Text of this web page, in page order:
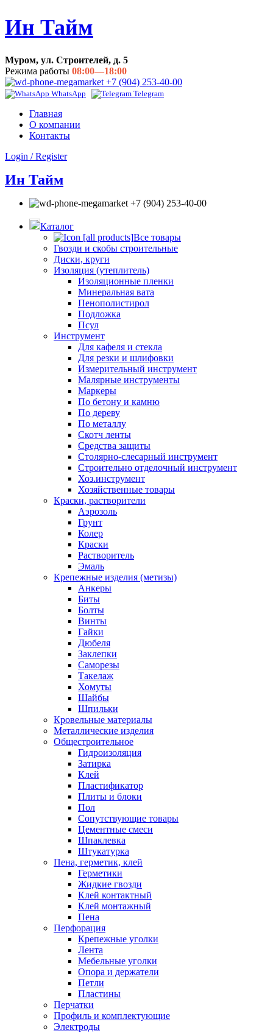
Ин Тайм
Муром, ул. Строителей, д. 5
Режима работы 08:00—18:00
+7 (904) 253-40-00
WhatsApp Telegram
Главная
О компании
Контакты
Login / Register
Ин Тайм
+7 (904) 253-40-00
Каталог
Все товары
Гвозди и скобы строительные
Диски, круги
Изоляция (утеплитель)
Изоляционные пленки
Минеральная вата
Пенополистирол
Подложка
Псул
Инструмент
Для кафеля и стекла
Для резки и шлифовки
Измерительный инструмент
Малярные инструменты
Маркеры
По бетону и камню
По дереву
По металлу
Скотч ленты
Средства защиты
Столярно-слесарный инструмент
Строительно отделочный инструмент
Хоз.инструмент
Хозяйственные товары
Краски, растворители
Аэрозоль
Грунт
Колер
Краски
Растворитель
Эмаль
Крепежные изделия (метизы)
Анкеры
Биты
Болты
Винты
Гайки
Дюбеля
Заклепки
Саморезы
Такелаж
Хомуты
Шайбы
Шпильки
Кровельные материалы
Металлические изделия
Общестроительное
Гидроизоляция
Затирка
Клей
Пластификатор
Плиты и блоки
Пол
Сопутствующие товары
Цементные смеси
Шпаклевка
Штукатурка
Пена, герметик, клей
Герметики
Жидкие гвозди
Клей контактный
Клей монтажный
Пена
Перфорация
Крепежные уголки
Лента
Мебельные уголки
Опора и держатели
Петли
Пластины
Перчатки
Профиль и комплектующие
Электроды